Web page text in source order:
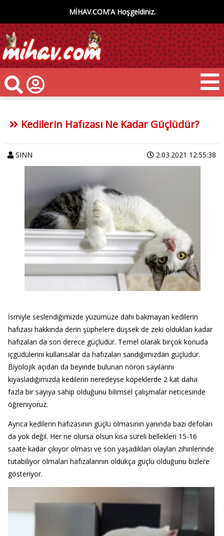
MİHAV.COM'A Hoşgeldiniz.
Kedilerin Hafızası Ne Kadar Güçlüdür?
SINN 2.03.2021 12:55:38
İsmiyle seslendiğimizde yüzümüze dahi bakmayan kedilerin
hafızası hakkında derin şüphelere düşsek de zeki oldukları kadar
hafızaları da son derece güçlüdür. Temel olarak birçok konuda
içgüdülerini kullansalar da hafızaları sandığımızdan güçlüdür.
Biyolojik açıdan da beyinde bulunan nöron sayılarını
kıyasladığımızda kedilerin neredeyse köpeklerde 2 kat daha
fazla bir sayıya sahip olduğunu bilimsel çalışmalar neticesinde
öğreniyoruz.
Ayrıca kedilerin hafızasının güçlü olmasının yanında bazı defoları
da yok değil. Her ne olursa olsun kısa süreli bellekleri 15-16
saate kadar çıkıyor olması ve son yaşadıkları olayları zihinlerinde
tutabiliyor olmaları hafızalarının oldukça güçlü olduğunu bizlere
gösteriyor.